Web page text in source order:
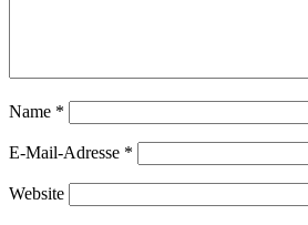
Name *
E-Mail-Adresse *
Website